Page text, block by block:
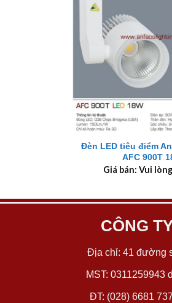
+
Đèn LED tiêu điểm
AFC 900T
Giá bán: Vui
CÔNG
Địa chỉ: 41 đường
MST: 0311259943
ĐT: (028) 6681